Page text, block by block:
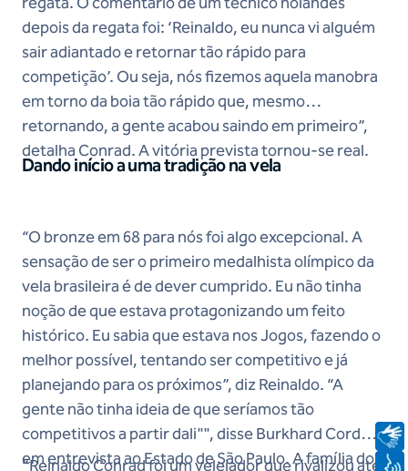
depois da regata foi: ‘Reinaldo, eu nunca vi alguém
sair adiantado e retornar tão rápido para
competição’. Ou seja, nós fizemos aquela manobra
em torno da boia tão rápido que, mesmo
retornando, a gente acabou saindo em primeiro”,
detalha Conrad. A vitória prevista tornou-se real.
Dando início a uma tradição na vela
“O bronze em 68 para nós foi algo excepcional. A
sensação de ser o primeiro medalhista olímpico da
vela brasileira é de dever cumprido. Eu não tinha
noção de que estava protagonizando um feito
histórico. Eu sabia que estava nos Jogos, fazendo o
melhor possível, tentando ser competitivo e já
planejando para os próximos”, diz Reinaldo. “A
gente não tinha ideia de que seríamos tão
competitivos a partir dali"", disse Burkhard Cordes,
em entrevista ao Estado de São Paulo. A família do
“Reinaldo Conrad foi um velejador que rivalizou até